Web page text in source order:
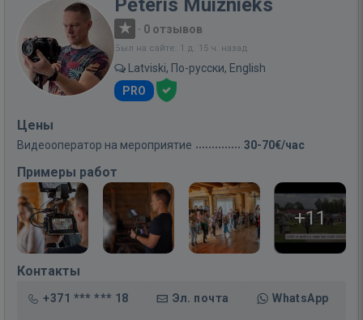
· 0 отзывов
Был на сайте: 1 д. 15 ч. назад
Latviski, По-русски, English
PRO
Цены
Видеооператор на мероприятие 30-70€/час
Примеры работ
+11
Контакты
+371 *** *** 18 Эл. почта WhatsApp